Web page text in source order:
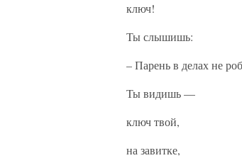
ключ!
Ты слышишь:
– Парень в делах не
Ты видишь —
ключ твой,
на завитке,